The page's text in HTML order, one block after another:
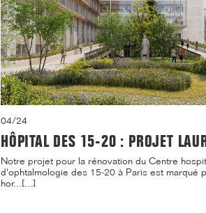
04/24
HÔPITAL DES 15-20 : PROJET
Notre projet pour la rénovation du Centre
d'ophtalmologie des 15-20 à Paris est marqué
hor...[...]